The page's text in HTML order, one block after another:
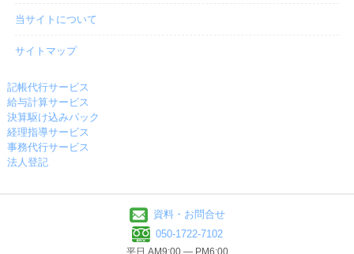
当サイトについて
サイトマップ
記帳代行サービス
給与計算サービス
決算駆け込みパック
経理指導サービス
事務代行サービス
法人登記
資料・お問合せ
050-1722-7102
平日 AM9:00 ― PM6:00